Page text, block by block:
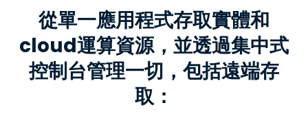
從單一應用程式存取實體和
cloud運算資源，並透過集中式
控制台管理一切，包括遠端存
取：